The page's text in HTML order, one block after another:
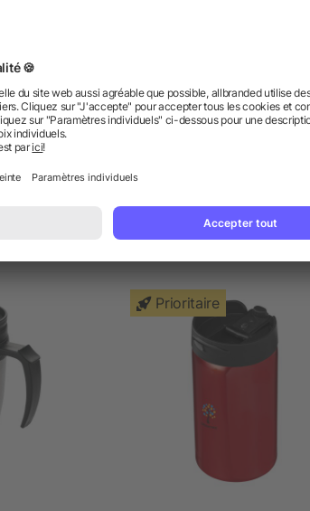
Stanley als Mitarbeitergeschenk
LES PLUS
Prioritaire